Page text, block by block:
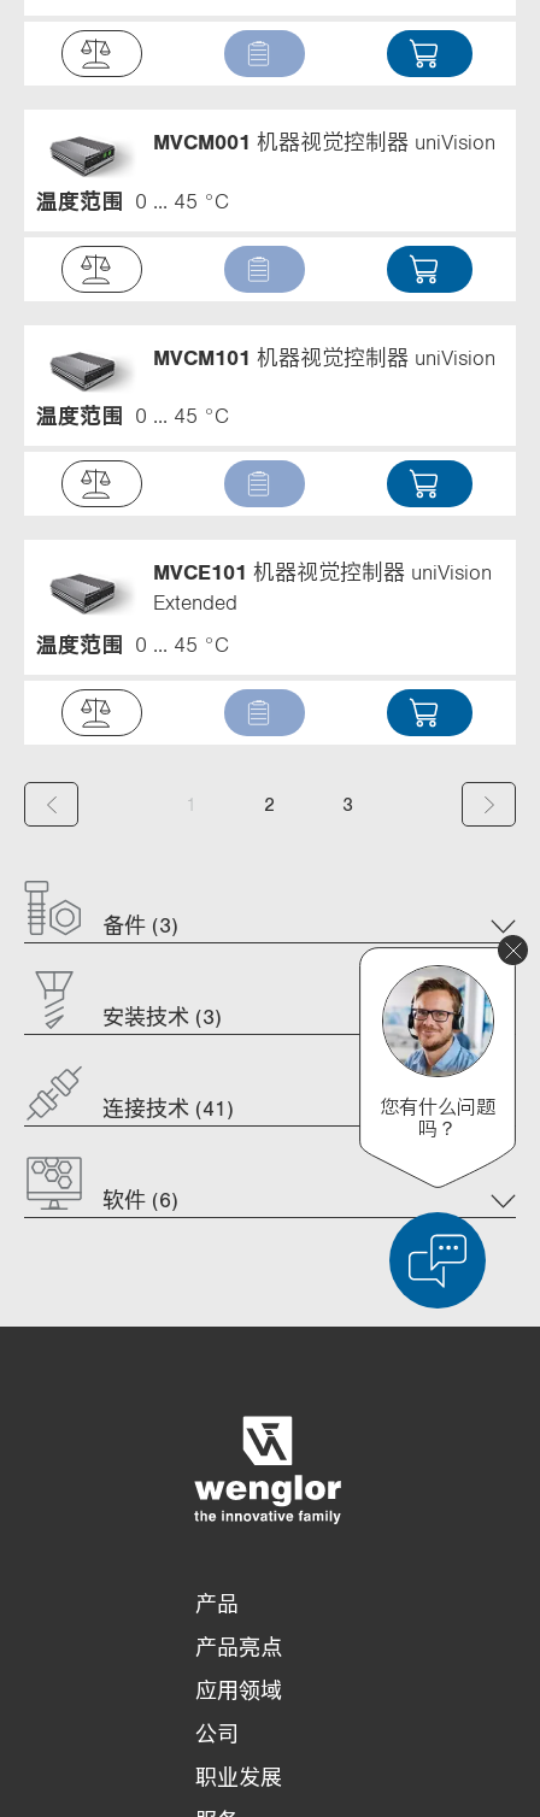
MVCM001 机器视觉控制器 uniVision
温度范围 0 ... 45 °C
MVCM101 机器视觉控制器 uniVision
温度范围 0 ... 45 °C
MVCE101 机器视觉控制器 uniVision
Extended
温度范围
0 ... 45 °C
1
e
t
2 3
备件 (3)
安装技术 (3)
连接技术 (41)
软件 (6)
您有什么问题
吗？
产品
产品亮点
应用领域
公司
职业发展